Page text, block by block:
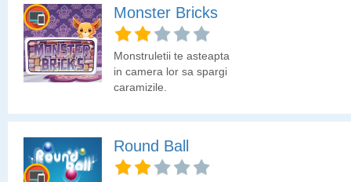
Monster Bricks
Monstruletii te asteapta
in camera lor sa spargi
caramizile.
Round Ball